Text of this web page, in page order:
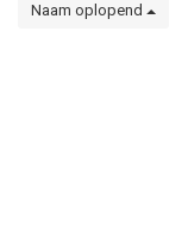
Naam oplopend